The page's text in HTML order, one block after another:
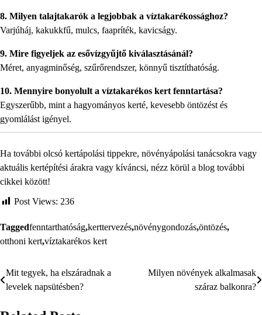
8. Milyen talajtakarók a legjobbak a víztakarékossághoz?
Varjúháj, kakukkfű, mulcs, faapríték, kavicságy.
9. Mire figyeljek az esővízgyűjtő kiválasztásánál?
Méret, anyagminőség, szűrőrendszer, könnyű tisztíthatóság.
10. Mennyire bonyolult a víztakarékos kert fenntartása?
Egyszerűbb, mint a hagyományos kerté, kevesebb öntözést és
gyomlálást igényel.
Ha további olcsó kertápolási tippekre, növényápolási tanácsokra vagy
aktuális kertépítési árakra vagy kíváncsi, nézz körül a blog további
cikkei között!
Post Views: 236
Taggedfenntarthatóság,kerttervezés,növénygondozás,öntözés,
otthoni kert,víztakarékos kert
Bejegyzés
navigáció
Mit tegyek, ha elszáradnak a
levelek napsütésben?
Milyen növények alkalmasak
száraz balkonra?